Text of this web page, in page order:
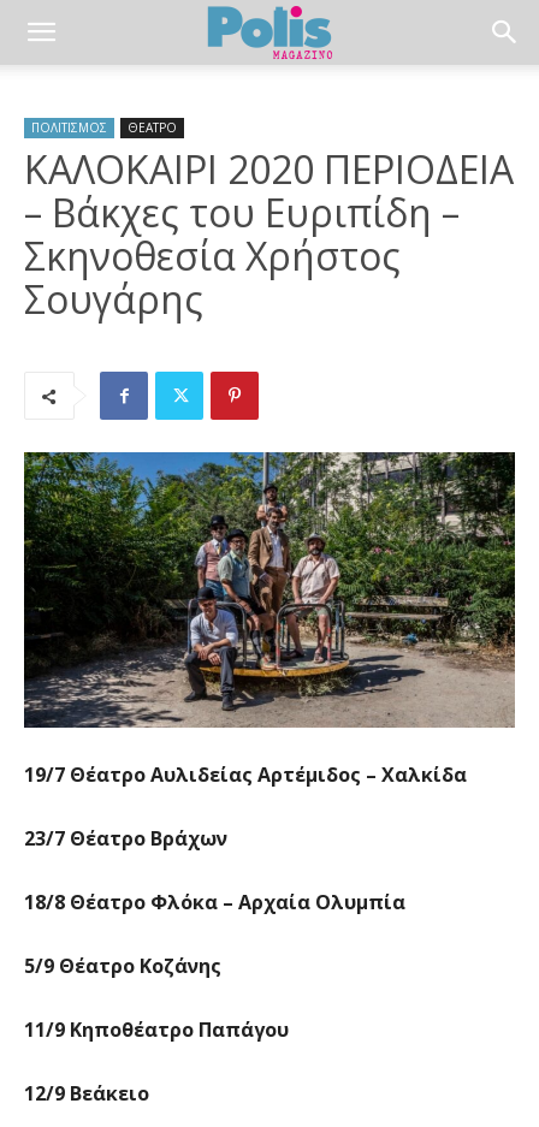
ΠΟΛΙΤΙΣΜΟΣ ΘΕΑΤΡΟ
ΚΑΛΟΚΑΙΡΙ 2020 ΠΕΡΙΟΔΕΙΑ
– Βάκχες του Ευριπίδη –
Σκηνοθεσία Χρήστος
Σουγάρης
19/7 Θέατρο Αυλιδείας Αρτέμιδος – Χαλκίδα
23/7 Θέατρο Βράχων
18/8 Θέατρο Φλόκα – Αρχαία Ολυμπία
5/9 Θέατρο Κοζάνης
11/9 Κηποθέατρο Παπάγου
12/9 Βεάκειο